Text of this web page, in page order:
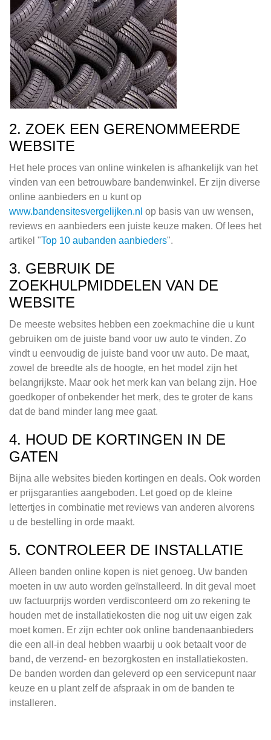
2. ZOEK EEN GERENOMMEERDE
WEBSITE
Het hele proces van online winkelen is afhankelijk van het
vinden van een betrouwbare bandenwinkel. Er zijn diverse
online aanbieders en u kunt op
www.bandensitesvergelijken.nl op basis van uw wensen,
reviews en aanbieders een juiste keuze maken. Of lees het
artikel "Top 10 aubanden aanbieders".
3. GEBRUIK DE
ZOEKHULPMIDDELEN VAN DE
WEBSITE
De meeste websites hebben een zoekmachine die u kunt
gebruiken om de juiste band voor uw auto te vinden. Zo
vindt u eenvoudig de juiste band voor uw auto. De maat,
zowel de breedte als de hoogte, en het model zijn het
belangrijkste. Maar ook het merk kan van belang zijn. Hoe
goedkoper of onbekender het merk, des te groter de kans
dat de band minder lang mee gaat.
4. HOUD DE KORTINGEN IN DE
GATEN
Bijna alle websites bieden kortingen en deals. Ook worden
er prijsgaranties aangeboden. Let goed op de kleine
lettertjes in combinatie met reviews van anderen alvorens
u de bestelling in orde maakt.
5. CONTROLEER DE INSTALLATIE
Alleen banden online kopen is niet genoeg. Uw banden
moeten in uw auto worden geïnstalleerd. In dit geval moet
uw factuurprijs worden verdisconteerd om zo rekening te
houden met de installatiekosten die nog uit uw eigen zak
moet komen. Er zijn echter ook online bandenaanbieders
die een all-in deal hebben waarbij u ook betaalt voor de
band, de verzend- en bezorgkosten en installatiekosten.
De banden worden dan geleverd op een servicepunt naar
keuze en u plant zelf de afspraak in om de banden te
installeren.